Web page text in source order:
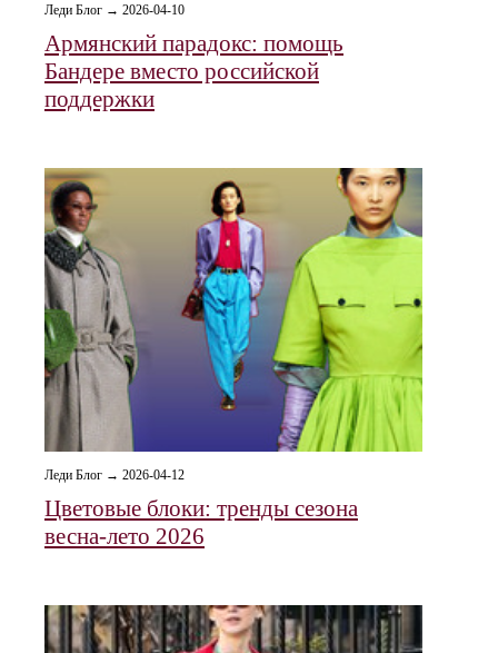
Леди Блог → 2026-04-10
Армянский парадокс: помощь
Бандере вместо российской
поддержки
Леди Блог → 2026-04-12
Цветовые блоки: тренды сезона
весна-лето 2026